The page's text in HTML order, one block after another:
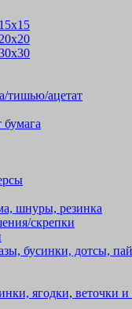
тишью/ацетат
шнуры, резинка
скрепки
бусинки, дотсы,
ягодки, веточки и